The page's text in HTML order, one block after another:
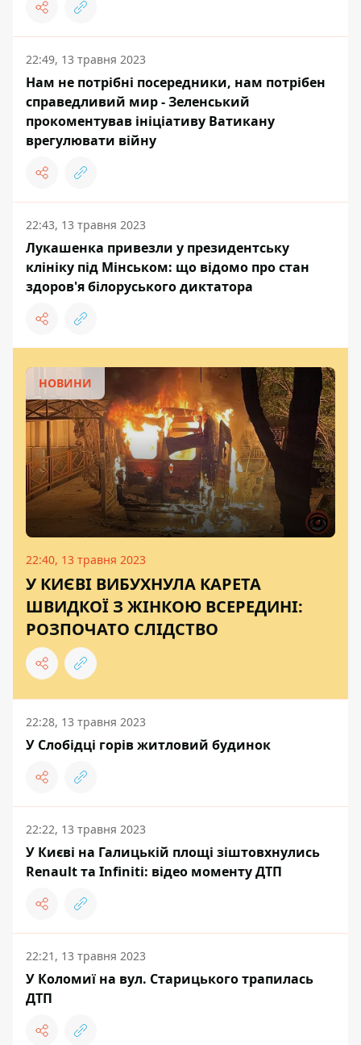
22:49, 13 травня 2023
Нам не потрібні посередники, нам потрібен
справедливий мир - Зеленський
прокоментував ініціативу Ватикану
врегулювати війну
22:43, 13 травня 2023
Лукашенка привезли у президентську
клініку під Мінськом: що відомо про стан
здоров'я білоруського диктатора
НОВИНИ
22:40, 13 травня 2023
У КИЄВІ ВИБУХНУЛА КАРЕТА
ШВИДКОЇ З ЖІНКОЮ ВСЕРЕДИНІ:
РОЗПОЧАТО СЛІДСТВО
22:28, 13 травня 2023
У Слобідці горів житловий будинок
22:22, 13 травня 2023
У Києві на Галицькій площі зіштовхнулись
Renault та Infiniti: відео моменту ДТП
22:21, 13 травня 2023
У Коломиї на вул. Старицького трапилась
ДТП